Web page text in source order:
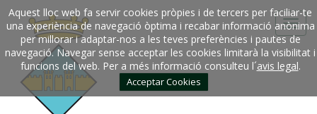
Aquest lloc web fa servir cookies pròpies i de tercers per faciliar-te
una experiència de navegació òptima i recabar informació anònima
per millorar i adaptar-nos a les teves preferències i pautes de
navegació. Navegar sense acceptar les cookies limitarà la visibilitat i
funcions del web. Per a més informació consulteu l´avis legal.
Acceptar Cookies